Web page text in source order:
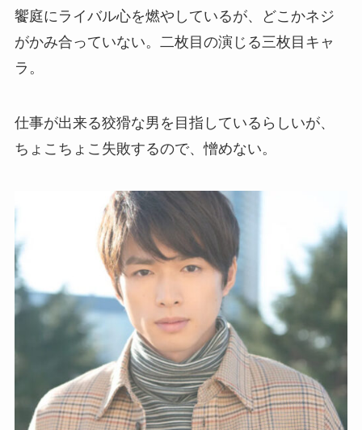
饗庭にライバル心を燃やしているが、どこかネジ
がかみ合っていない。二枚目の演じる三枚目キャ
ラ。
仕事が出来る狡猾な男を目指しているらしいが、
ちょこちょこ失敗するので、憎めない。